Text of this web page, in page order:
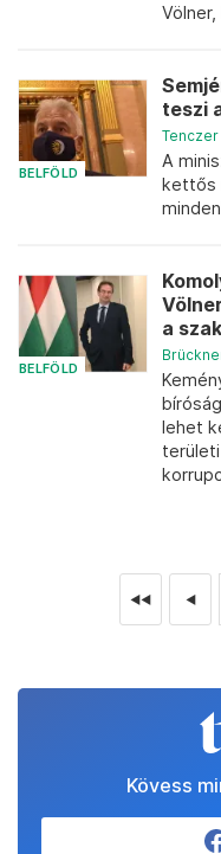
BELFÖLD
teszi
A
kettős
BELFÖLD
a
lehet
◄◄ ◄
Kövess